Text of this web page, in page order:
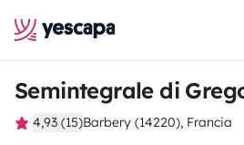
Semintegrale di
4,93 (15)Barbery (14220), Francia